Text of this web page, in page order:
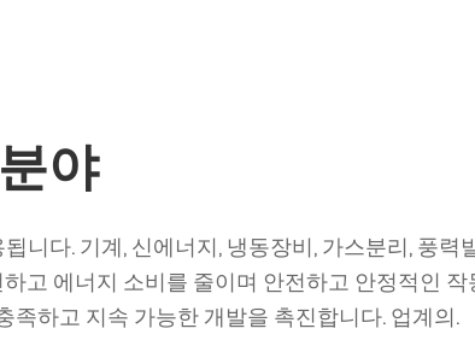
야
다. 기계, 신에너지, 냉동장비, 가스분리, 풍력
고 에너지 소비를 줄이며 안전하고 안정적인
하고 지속 가능한 개발을 촉진합니다. 업계의.